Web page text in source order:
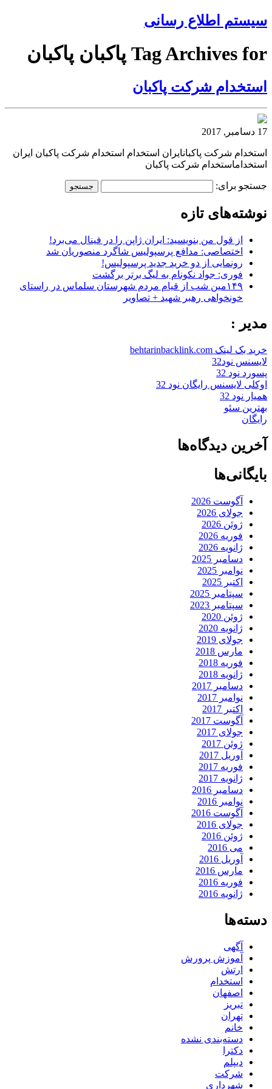
سیستم اطلاع رسانی
Tag Archives for پاكبان پاكبان
استخدام شركت پاكبان
17 دسامبر, 2017
استخدام شركت پاكبانایران استخدام استخدام شركت پاكبان ایران
استخداماستخدام شركت پاكبان
جستجو برای:
نوشته‌های تازه
از قول من بنویسید: ایران ژاپن را در فینال می‌برد!
اختصاصی: مدافع پرسپولیس شاگرد منصوریان شد
رونمایی از دو خرید جدید پرسپولیس!
فوری: جواد نکونام به لیگ برتر برگشت
۱۴۹مین شب از قیام مردم شهرستان سلماس در راستای
خونخواهی رهبر شهید + تصاویر
مدیر :
خرید بک لینک behtarinbacklink.com
لایسنس نود32
پسورد نود 32
اوکلی لایسنس رایگان نود 32
همیار نود 32
بهترین سئو
رایگان
آخرین دیدگاه‌ها
بایگانی‌ها
آگوست 2026
جولای 2026
ژوئن 2026
فوریه 2026
ژانویه 2026
دسامبر 2025
نوامبر 2025
اکتبر 2025
سپتامبر 2025
سپتامبر 2023
ژوئن 2020
ژانویه 2020
جولای 2019
مارس 2018
فوریه 2018
ژانویه 2018
دسامبر 2017
نوامبر 2017
اکتبر 2017
آگوست 2017
جولای 2017
ژوئن 2017
آوریل 2017
فوریه 2017
ژانویه 2017
دسامبر 2016
نوامبر 2016
آگوست 2016
جولای 2016
ژوئن 2016
می 2016
آوریل 2016
مارس 2016
فوریه 2016
ژانویه 2016
دسته‌ها
آگهی
آموزش پرورش
ارتش
استخدام
اصفهان
تبریز
تهران
خانم
دسته‌بندی نشده
دکترا
دیپلم
شرکت
شهرداری